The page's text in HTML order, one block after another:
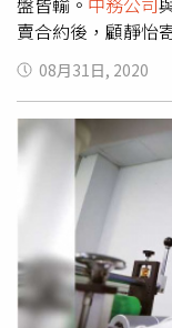
賣合約後，顧靜怡
質沒問題，因為數
仁趕緊去協調口罩
口罩出貨流程順利
調出貨這段時間，
己在口罩廠查看貨
分明是從百度網站
理，本想解除合
響出貨進度。顧靜
廠查看貨品」的照
讀者提供）「3月9
08月31日, 2020